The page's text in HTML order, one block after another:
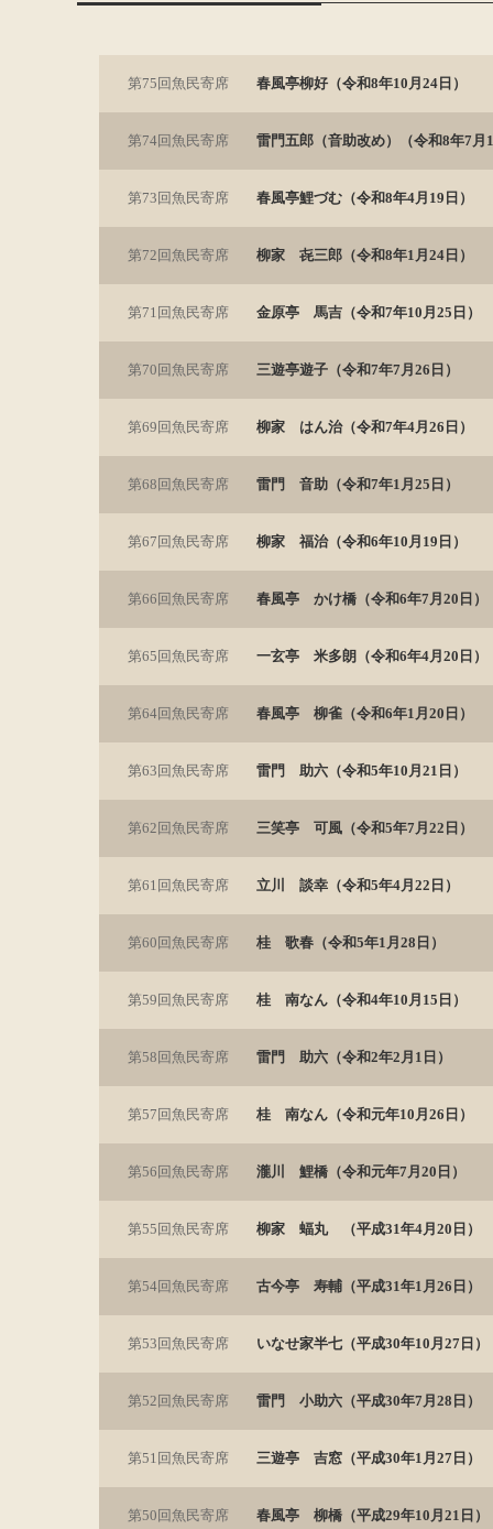
第75回魚民寄席 春風亭柳好（令和8年10月24日）
第74回魚民寄席 雷門五郎（音助改め）（令和8年7月
第73回魚民寄席 春風亭鯉づむ（令和8年4月19日）
第72回魚民寄席 柳家 㐂三郎（令和8年1月24日）
第71回魚民寄席 金原亭 馬吉（令和7年10月25日）
第70回魚民寄席 三遊亭遊子（令和7年7月26日）
第69回魚民寄席 柳家 はん治（令和7年4月26日）
第68回魚民寄席 雷門 音助（令和7年1月25日）
第67回魚民寄席 柳家 福治（令和6年10月19日）
第66回魚民寄席 春風亭 かけ橋（令和6年7月20日）
第65回魚民寄席 一玄亭 米多朗（令和6年4月20日）
第64回魚民寄席 春風亭 柳雀（令和6年1月20日）
第63回魚民寄席 雷門 助六（令和5年10月21日）
第62回魚民寄席 三笑亭 可風（令和5年7月22日）
第61回魚民寄席 立川 談幸（令和5年4月22日）
第60回魚民寄席 桂 歌春（令和5年1月28日）
第59回魚民寄席 桂 南なん（令和4年10月15日）
第58回魚民寄席 雷門 助六（令和2年2月1日）
第57回魚民寄席 桂 南なん（令和元年10月26日）
第56回魚民寄席 瀧川 鯉橋（令和元年7月20日）
第55回魚民寄席 柳家 蝠丸 （平成31年4月20日）
第54回魚民寄席 古今亭 寿輔（平成31年1月26日）
第53回魚民寄席 いなせ家半七（平成30年10月27日）
第52回魚民寄席 雷門 小助六（平成30年7月28日）
第51回魚民寄席 三遊亭 吉窓（平成30年1月27日）
第50回魚民寄席 春風亭 柳橋（平成29年10月21日）